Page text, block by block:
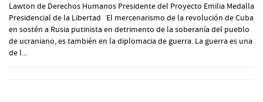
Lawton de Derechos Humanos Presidente del Proyecto Emilia Medalla
Presidencial de la Libertad El mercenarismo de la revolución de Cuba
en sostén a Rusia putinista en detrimento de la soberanía del pueblo
de ucraniano, es también en la diplomacia de guerra. La guerra es una
de l...